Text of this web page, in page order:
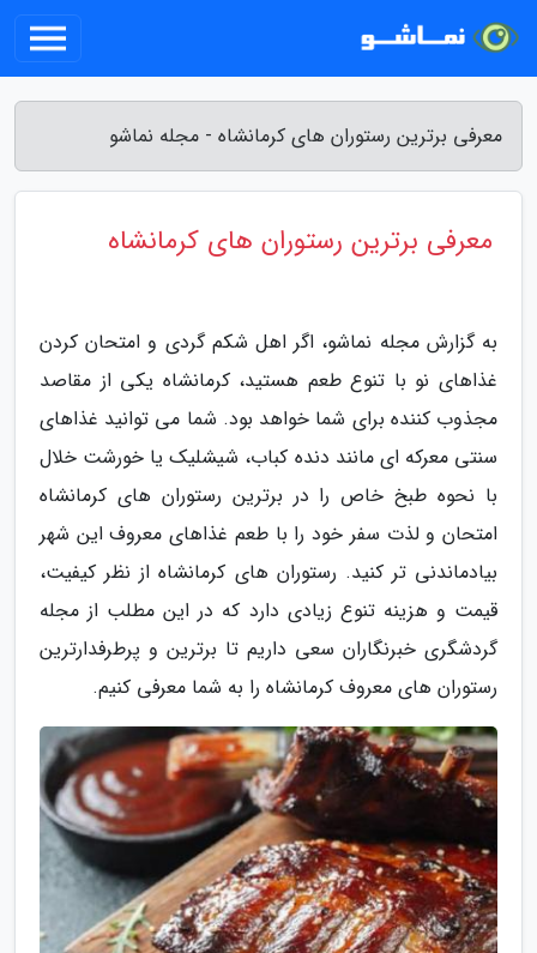
معرفی برترین رستوران های کرمانشاه - مجله نماشو
معرفی برترین رستوران های کرمانشاه
به گزارش مجله نماشو، اگر اهل شکم گردی و امتحان کردن
غذاهای نو با تنوع طعم هستید، کرمانشاه یکی از مقاصد
مجذوب کننده برای شما خواهد بود. شما می توانید غذاهای
سنتی معرکه ای مانند دنده کباب، شیشلیک یا خورشت خلال
با نحوه طبخ خاص را در برترین رستوران های کرمانشاه
امتحان و لذت سفر خود را با طعم غذاهای معروف این شهر
بیادماندنی تر کنید. رستوران های کرمانشاه از نظر کیفیت،
قیمت و هزینه تنوع زیادی دارد که در این مطلب از مجله
گردشگری خبرنگاران سعی داریم تا برترین و پرطرفدارترین
رستوران های معروف کرمانشاه را به شما معرفی کنیم.